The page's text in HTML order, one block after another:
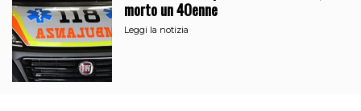
morto un 40enne
Leggi la notizia